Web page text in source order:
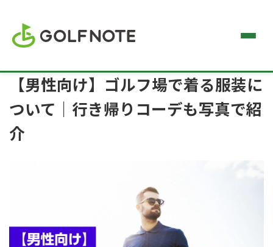
【男性向け】ゴルフ場で着る服装に
ついて｜行き帰りコーデも写真で紹
介